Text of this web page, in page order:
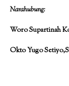
Narahubung:
Woro Supartinah
Okto Yugo